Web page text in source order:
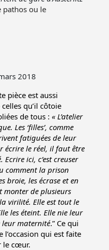
pathos ou le
2018
pièce est aussi
qu’il côtoie
de tous : « L’atelier
Les ‘filles’, comme
fatiguées de leur
écrire le réel, il faut être
ici, c’est creuser
comment la prison
broie, les écrase et en
monter de plusieurs
virilité. Elle est tout le
les éteint. Elle nie leur
leur maternité.” Ce qui
l’occasion qui est faite
le cœur.